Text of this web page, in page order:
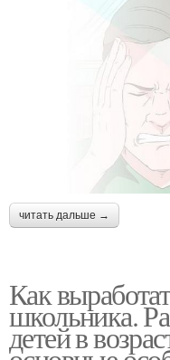
читать дальше →
Как
школьника.
детей в